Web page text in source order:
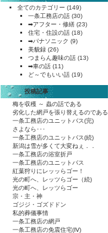
全てのカテゴリー (149)
一条工務店の話 (30)
➡アフター・修繕 (23)
住宅・住設の話 (18)
➡パナソニック (9)
美貌録 (26)
つまらん趣味の話 (13)
➡車の話 (11)
ど～でもいい話 (19)
投稿記事
梅を収穫 ～ 蟲の話である
劣化した網戸を張り替えるのである
一条工務店のユニットバス(完)
さよなら･･･
一条工務店のユニットバス(続)
新潟は雪が多くて大変ねぇ．．
一条工務店の浴室折戸
一条工務店のユニットバス
紅葉狩りにレッッらゴー！
光の町へ、レッツらゴー（続)
光の町へ、レッツらゴー
宗・主・神
ゴジジ・ゴズドドン
私的葬儀事情
一条工務店の網戸
一条工務店の免震住宅(Ⅳ)